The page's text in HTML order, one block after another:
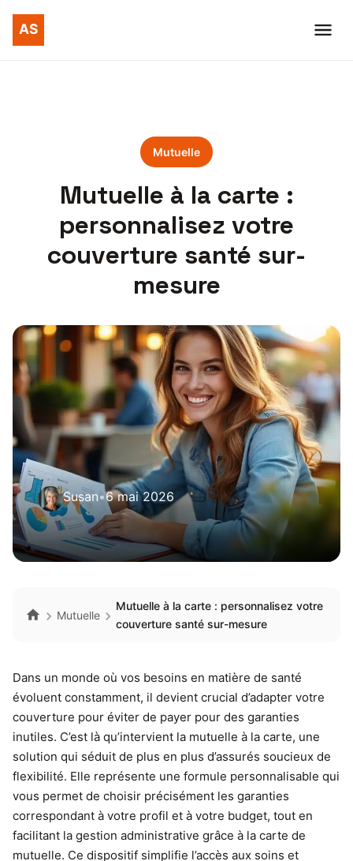
Mutuelle
Mutuelle à la carte :
personnalisez votre
couverture santé sur-
mesure
Susan•6 mai 2026
Mutuelle
Mutuelle à la carte : personnalisez votre
couverture santé sur-mesure
Dans un monde où vos besoins en matière de santé
évoluent constamment, il devient crucial d’adapter votre
couverture pour éviter de payer pour des garanties
inutiles. C’est là qu’intervient la mutuelle à la carte, une
solution qui séduit de plus en plus d’assurés soucieux de
flexibilité. Elle représente une formule personnalisable qui
vous permet de choisir précisément les garanties
correspondant à votre profil et à votre budget, tout en
facilitant la gestion administrative grâce à la carte de
mutuelle. Ce dispositif simplifie l’accès aux soins et